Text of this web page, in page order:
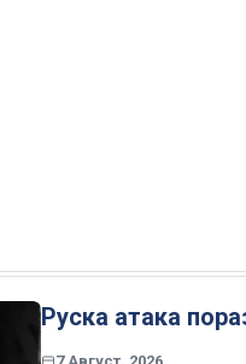
Руска атака